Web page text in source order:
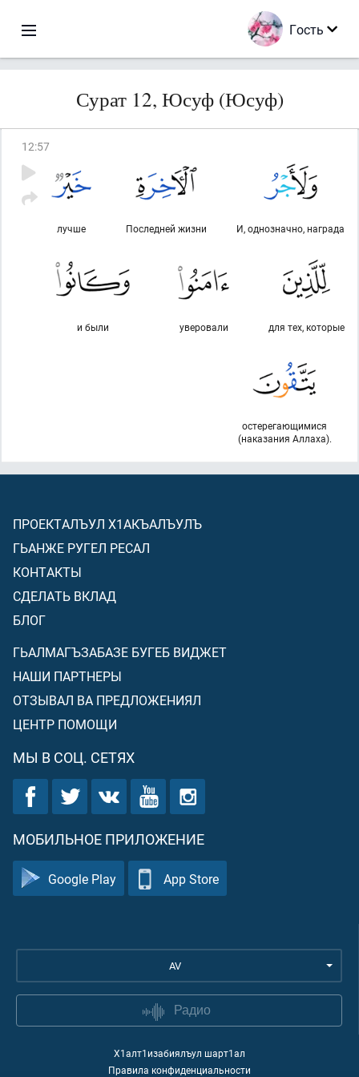
Гость
Сурат 12, Юсуф (Юсуф)
12:57
И, однозначно, награда
Последней жизни
лучше
для тех, которые
уверовали
и были
остерегающимися
(наказания Аллаха).
ПРОЕКТАЛЪУЛ Х1АКЪАЛЪУЛЪ
ГЬАНЖЕ РУГЕЛ РЕСАЛ
КОНТАКТЫ
СДЕЛАТЬ ВКЛАД
БЛОГ
ГЬАЛМАГЪЗАБАЗЕ БУГЕБ ВИДЖЕТ
НАШИ ПАРТНЕРЫ
ОТЗЫВАЛ ВА ПРЕДЛОЖЕНИЯЛ
ЦЕНТР ПОМОЩИ
МЫ В СОЦ. СЕТЯХ
МОБИЛЬНОЕ ПРИЛОЖЕНИЕ
Google Play App Store
AV
Радио
Х1алт1изабиялъул шарт1ал
Правила конфиденциальности